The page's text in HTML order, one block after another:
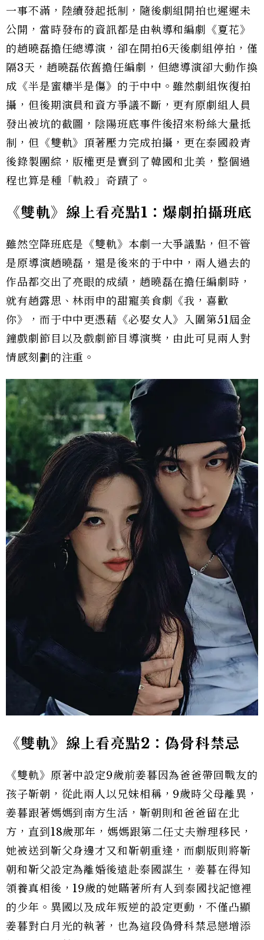
一事不滿，陸續發起抵制，隨後劇組開拍也遲遲未
公開，當時發布的資訊都是由執導和編劇《夏花》
的趙曉磊擔任總導演，卻在開拍6天後劇組停拍，僅
隔3天，趙曉磊依舊擔任編劇，但總導演卻大動作換
成《半是蜜糖半是傷》的于中中。雖然劇組恢復拍
攝，但後期演員和資方爭議不斷，更有原劇組人員
發出被坑的截圖，陰陽班底事件後招來粉絲大量抵
制，但《雙軌》頂著壓力完成拍攝，更在泰國殺青
後錄製團綜，版權更是賣到了韓國和北美，整個過
程也算是種「軌殺」奇蹟了。
《雙軌》線上看亮點1：爆劇拍攝班底
雖然空降班底是《雙軌》本劇一大爭議點，但不管
是原導演趙曉磊，還是後來的于中中，兩人過去的
作品都交出了亮眼的成績，趙曉磊在擔任編劇時，
就有趙露思、林雨申的甜寵美食劇《我，喜歡
你》，而于中中更憑藉《必娶女人》入圍第51屆金
鐘戲劇節目以及戲劇節目導演獎，由此可見兩人對
情感刻劃的注重。
《雙軌》線上看亮點2：偽骨科禁忌
《雙軌》原著中設定9歲前姜暮因為爸爸帶回戰友的
孩子靳朝，從此兩人以兄妹相稱，9歲時父母離異，
姜暮跟著媽媽到南方生活，靳朝則和爸爸留在北
方，直到18歲那年，媽媽跟第二任丈夫辦理移民，
她被送到靳父身邊才又和靳朝重逢，而劇版則將靳
朝和靳父設定為離婚後遠赴泰國謀生，姜暮在得知
領養真相後，19歲的她瞞著所有人到泰國找記憶裡
的少年。異國以及成年叛逆的設定更動，不僅凸顯
姜暮對白月光的執著，也為這段偽骨科禁忌戀增添